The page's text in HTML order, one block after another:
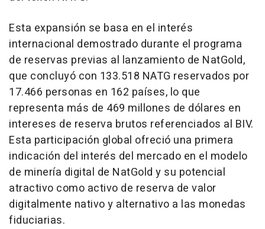
Esta expansión se basa en el interés
internacional demostrado durante el programa
de reservas previas al lanzamiento de NatGold,
que concluyó con 133.518 NATG reservados por
17.466 personas en 162 países, lo que
representa más de 469 millones de dólares en
intereses de reserva brutos referenciados al BIV.
Esta participación global ofreció una primera
indicación del interés del mercado en el modelo
de minería digital de NatGold y su potencial
atractivo como activo de reserva de valor
digitalmente nativo y alternativo a las monedas
fiduciarias.